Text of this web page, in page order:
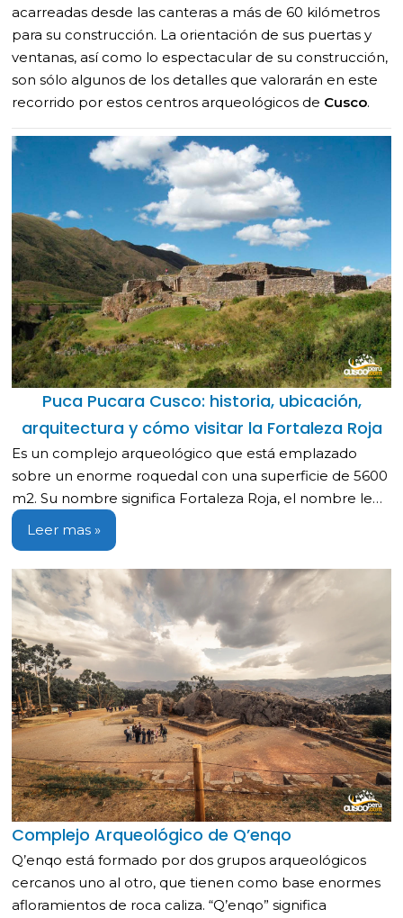
acarreadas desde las canteras a más de 60 kilómetros
para su construcción. La orientación de sus puertas y
ventanas, así como lo espectacular de su construcción,
son sólo algunos de los detalles que valorarán en este
recorrido por estos centros arqueológicos de Cusco.
Puca Pucara Cusco: historia, ubicación,
arquitectura y cómo visitar la Fortaleza Roja
Es un complejo arqueológico que está emplazado
sobre un enorme roquedal con una superficie de 5600
m2. Su nombre significa Fortaleza Roja, el nombre le…
Leer mas »
Complejo Arqueológico de Q’enqo
Q’enqo está formado por dos grupos arqueológicos
cercanos uno al otro, que tienen como base enormes
afloramientos de roca caliza. “Q’enqo” significa